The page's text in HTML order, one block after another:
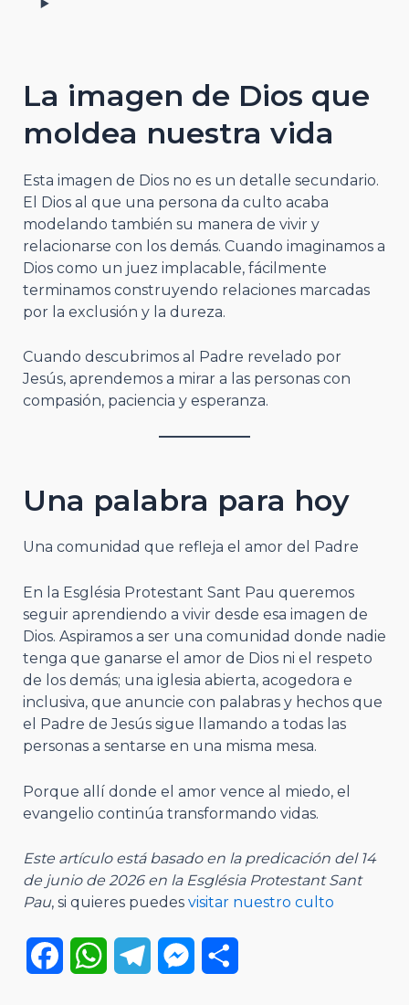
La imagen de Dios que
moldea nuestra vida
Esta imagen de Dios no es un detalle secundario.
El Dios al que una persona da culto acaba
modelando también su manera de vivir y
relacionarse con los demás. Cuando imaginamos a
Dios como un juez implacable, fácilmente
terminamos construyendo relaciones marcadas
por la exclusión y la dureza.
Cuando descubrimos al Padre revelado por
Jesús, aprendemos a mirar a las personas con
compasión, paciencia y esperanza.
Una palabra para hoy
Una comunidad que refleja el amor del Padre
En la Església Protestant Sant Pau queremos
seguir aprendiendo a vivir desde esa imagen de
Dios. Aspiramos a ser una comunidad donde nadie
tenga que ganarse el amor de Dios ni el respeto
de los demás; una iglesia abierta, acogedora e
inclusiva, que anuncie con palabras y hechos que
el Padre de Jesús sigue llamando a todas las
personas a sentarse en una misma mesa.
Porque allí donde el amor vence al miedo, el
evangelio continúa transformando vidas.
Este artículo está basado en la predicación del 14
de junio de 2026 en la Església Protestant Sant
Pau, si quieres puedes visitar nuestro culto
W